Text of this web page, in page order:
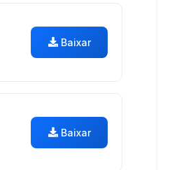
Baixar
Baixar